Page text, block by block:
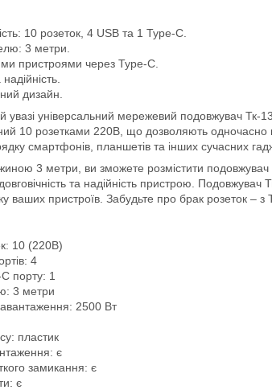
10 розеток, 4 USB та 1 Type-C.
3 метри.
пристроями через Type-C.
дизайн.
увазі універсальний мережевий подовжувач Тк-
10 розетками 220В, що дозволяють одночасно
смартфонів, планшетів та інших сучасних
3 метри, ви зможете розмістити подовжувач
та надійність пристрою.
ваших пристроїв. Забудьте про брак розеток –
10 (220В)
4
порту: 1
3 метри
2500 Вт
пластик
є
замикання: є
є